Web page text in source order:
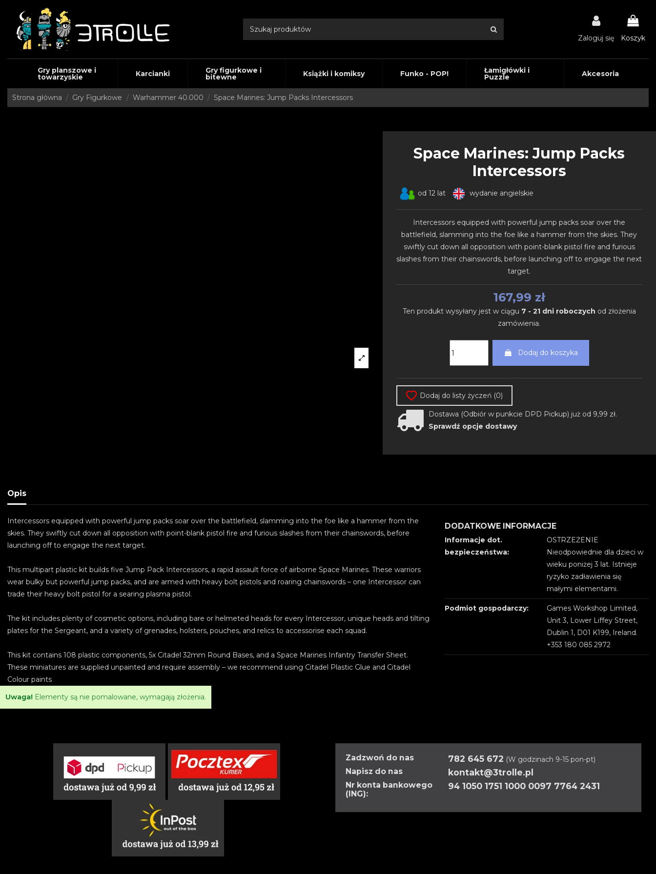
Zaloguj się Koszyk
Gry planszowe i
towarzyskie Karcianki Gry figurkowe i
bitewne Książki i komiksy Funko - POP! Łamigłówki i
Puzzle Akcesoria
Strona główna Gry Figurkowe Warhammer 40.000 Space Marines: Jump Packs Intercessors
Space Marines: Jump Packs
Intercessors
od 12 lat wydanie angielskie
Intercessors equipped with powerful jump packs soar over the
battlefield, slamming into the foe like a hammer from the skies. They
swiftly cut down all opposition with point-blank pistol fire and furious
slashes from their chainswords, before launching off to engage the next
target.
167,99 zł
Ten produkt wysyłany jest w ciągu 7 - 21 dni roboczych od złożenia
zamówienia.
Dodaj do koszyka
Dodaj do listy życzeń (0)
Dostawa (Odbiór w punkcie DPD Pickup) już od 9,99 zł.
Sprawdź opcje dostawy
Opis
Intercessors equipped with powerful jump packs soar over the battlefield, slamming into the foe like a hammer from the
skies. They swiftly cut down all opposition with point-blank pistol fire and furious slashes from their chainswords, before
launching off to engage the next target.
This multipart plastic kit builds five Jump Pack Intercessors, a rapid assault force of airborne Space Marines. These warriors
wear bulky but powerful jump packs, and are armed with heavy bolt pistols and roaring chainswords – one Intercessor can
trade their heavy bolt pistol for a searing plasma pistol.
The kit includes plenty of cosmetic options, including bare or helmeted heads for every Intercessor, unique heads and tilting
plates for the Sergeant, and a variety of grenades, holsters, pouches, and relics to accessorise each squad.
This kit contains 108 plastic components, 5x Citadel 32mm Round Bases, and a Space Marines Infantry Transfer Sheet.
These miniatures are supplied unpainted and require assembly – we recommend using Citadel Plastic Glue and Citadel
Colour paints
DODATKOWE INFORMACJE
Informacje dot.
bezpieczeństwa:
OSTRZEŻENIE
Nieodpowiednie dla dzieci w
wieku poniżej 3 lat. Istnieje
ryzyko zadławienia się
małymi elementami.
Podmiot gospodarczy:
Games Workshop Limited,
Unit 3, Lower Liffey Street,
Dublin 1, D01 K199, Ireland.
+353 180 085 2972
Uwaga! Elementy są nie pomalowane, wymagają złożenia.
Zadzwoń do nas 782 645 672 (W godzinach 9-15 pon-pt)
Napisz do nas kontakt@3trolle.pl
Nr konta bankowego
(ING):
94 1050 1751 1000 0097 7764 2431